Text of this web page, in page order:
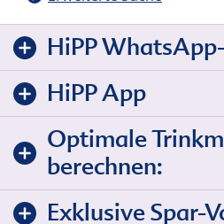
HiPP
HiPP App
Optimale
berechnen:
Exklusive Spar-